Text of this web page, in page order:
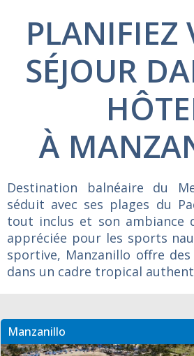
PLANIFIEZ
SÉJOUR
À
Destination balnéaire du
séduit avec ses plages du
tout inclus et son ambiance
appréciée pour les sports
sportive, Manzanillo offre des
dans un cadre tropical
Manzanillo